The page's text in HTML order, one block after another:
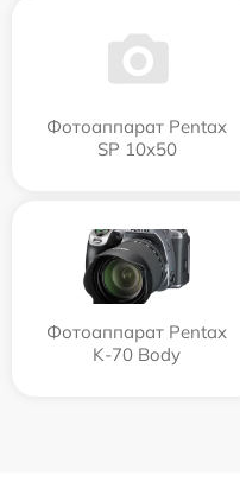
Фотоаппарат Pentax
SP 10x50
Фотоаппарат Pentax
K-70 Body